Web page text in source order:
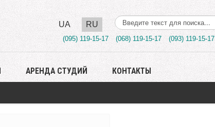
UA RU Поиск..
(095) 119-15-17 (068) 119-15-17 (093) 119-15-17
АРЕНДА СТУДИЙ КОНТАКТЫ